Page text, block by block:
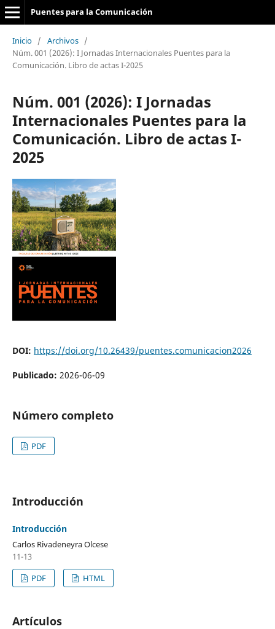
Puentes para la Comunicación
Inicio / Archivos /
Núm. 001 (2026): I Jornadas Internacionales Puentes para la
Comunicación. Libro de actas I-2025
Núm. 001 (2026): I Jornadas
Internacionales Puentes para la
Comunicación. Libro de actas I-
2025
DOI: https://doi.org/10.26439/puentes.comunicacion2026
Publicado: 2026-06-09
Número completo
PDF
Introducción
Introducción
Carlos Rivadeneyra Olcese
11-13
PDF
HTML
Artículos